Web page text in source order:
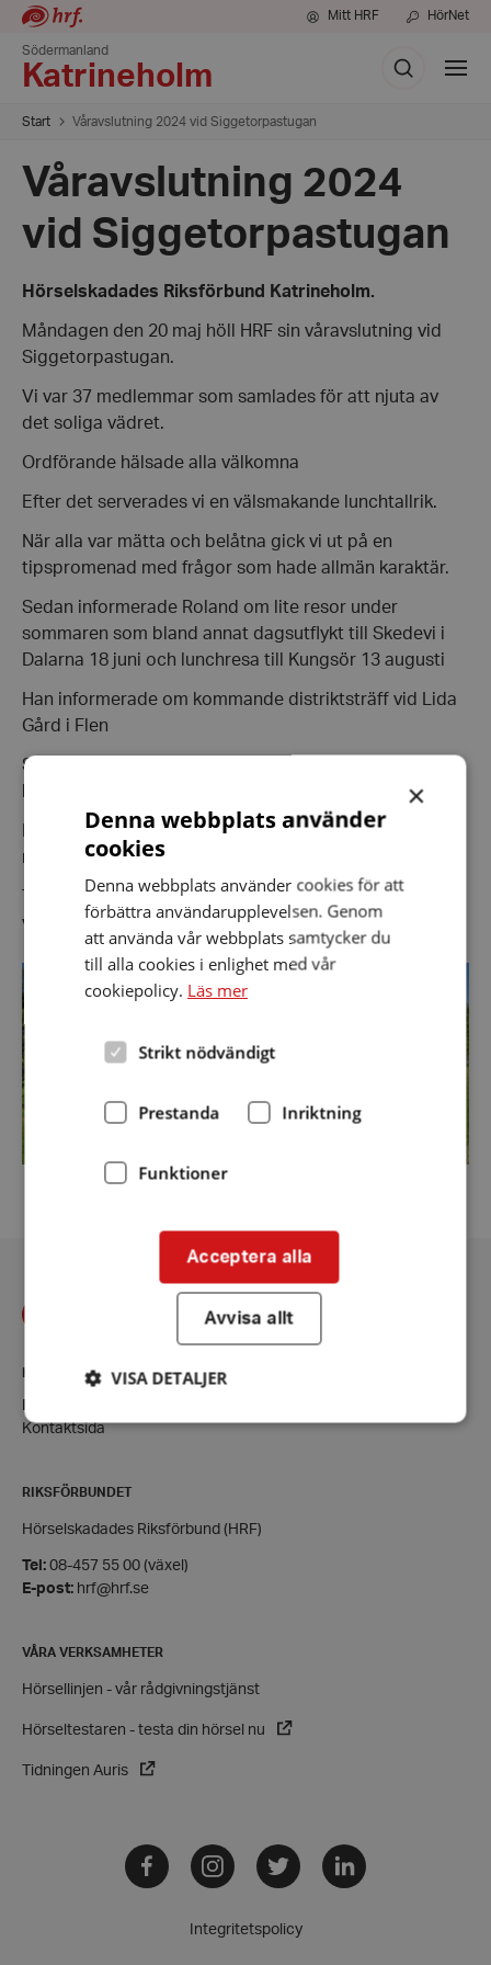
Mitt HRF HörNet
Södermanland
Katrineholm
Sök
Visa
meny
Start Våravslutning 2024 vid Siggetorpastugan
Våravslutning 2024
vid Siggetorpastugan
Hörselskadades Riksförbund Katrineholm.
Måndagen den 20 maj höll HRF sin våravslutning vid
Siggetorpastugan.
Vi var 37 medlemmar som samlades för att njuta av
det soliga vädret.
Ordförande hälsade alla välkomna
Efter det serverades vi en välsmakande lunchtallrik.
När alla var mätta och belåtna gick vi ut på en
tipspromenad med frågor som hade allmän karaktär.
Sedan informerade Roland om lite resor under
sommaren som bland annat dagsutflykt till Skedevi i
Dalarna 18 juni och lunchresa till Kungsör 13 augusti
Han informerade om kommande distriktsträff vid Lida
Gård i Flen
Sedan följde prisutdelning där den som hade flest rätt
Efter prisutdelning fick vi kaffe och hembakade
mazariner.
Träffen avslutades med att ordförande tackade alla för
visat intresse och önskade en skön sommar.
Kontaktsida
RIKSFÖRBUNDET
Hörselskadades Riksförbund (HRF)
Tel: 08-457 55 00 (växel)
E-post: hrf@hrf.se
VÅRA VERKSAMHETER
Hörsellinjen - vår rådgivningstjänst
Hörseltestaren - testa din hörsel nu
Tidningen Auris
FacebookInstagramTwitter LinkedIn
Integritetspolicy
×
Denna webbplats använder
cookies
Denna webbplats använder cookies för att
förbättra användarupplevelsen. Genom
att använda vår webbplats samtycker du
till alla cookies i enlighet med vår
cookiepolicy. Läs mer
Strikt nödvändigt
Prestanda Inriktning
Funktioner
Acceptera alla
Avvisa allt
VISA DETALJER
kärnwebbplatsfunktioner som användarinloggning
och kontohantering. Webbplatsen kan inte
användas ordentligt utan strikt nödvändiga cookies.
hrf-popup-closed-*
wordpress_test_cookie